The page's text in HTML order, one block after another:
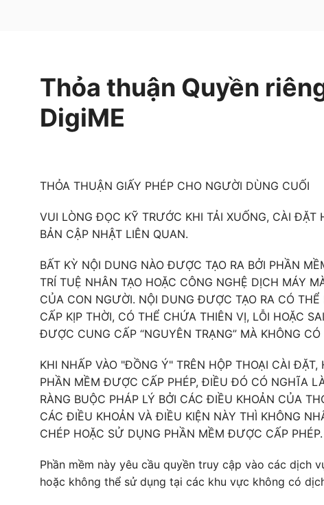
Thỏa thuận Quyền
DigiME
THỎA THUẬN GIẤY PHÉP CHO NGƯỜI DÙNG CUỐI
VUI LÒNG ĐỌC KỸ TRƯỚC KHI TẢI XUỐNG, CÀI ĐẶT
BẢN CẬP NHẬT LIÊN QUAN.
BẤT KỲ NỘI DUNG NÀO ĐƯỢC TẠO RA BỞI PHẦN
TRÍ TUỆ NHÂN TẠO HOẶC CÔNG NGHỆ DỊCH MÁY
CỦA CON NGƯỜI. NỘI DUNG ĐƯỢC TẠO RA CÓ
CẤP KỊP THỜI, CÓ THỂ CHỨA THIÊN VỊ, LỖI HOẶC
ĐƯỢC CUNG CẤP “NGUYÊN TRẠNG” MÀ KHÔNG
KHI NHẤP VÀO "ĐỒNG Ý" TRÊN HỘP THOẠI CÀI
PHẦN MỀM ĐƯỢC CẤP PHÉP, ĐIỀU ĐÓ CÓ NGHĨA
RÀNG BUỘC PHÁP LÝ BỞI CÁC ĐIỀU KHOẢN CỦA
CÁC ĐIỀU KHOẢN VÀ ĐIỀU KIỆN NÀY THÌ KHÔNG
CHÉP HOẶC SỬ DỤNG PHẦN MỀM ĐƯỢC CẤP PHÉP.
Phần mềm này yêu cầu quyền truy cập vào các dịch
hoặc không thể sử dụng tại các khu vực không có